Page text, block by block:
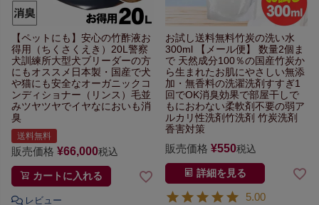
【ペットにも】 安心の竹酢液お
得用（ちくさくえき）20L警察
犬訓練所大型犬ブリーダーの方
にもオススメ 日本製・国産で犬
や猫にも安全なオーガニックコ
ンディショナー（リンス） 毛並
みツヤツヤでイヤなにおいも消
臭
送料無料
販売価格 ¥66,000税込
カートに入れる
お試し送料無料竹炭の洗い水
300ml 【メール便】 数量2個ま
で 天然成分100％の国産竹炭か
ら生まれたお肌にやさしい無添
加・無香料の洗濯洗剤すすぎ1
回でOK消臭効果で部屋干しで
もにおわない柔軟剤不要の弱ア
ルカリ性洗剤竹洗剤 竹炭洗剤
香害対策
販売価格 ¥550税込
詳細を見る
5.00